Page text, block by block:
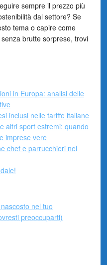
sempre il prezzo più
dal settore? Se
tema o capire come
brutte sorprese, trovi
in Europa: analisi delle
inclusi nelle tariffe italiane
altri sport estremi: quando
imprese vere
chef e parrucchieri nel
nel tuo
preoccuparti)